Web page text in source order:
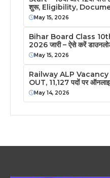
शुरू, Eligibility,
May 15, 2026
Bihar Board Class
2026 जारी – ऐसे करें
May 15, 2026
Railway ALP
OUT, 11,127 पदों पर
May 14, 2026